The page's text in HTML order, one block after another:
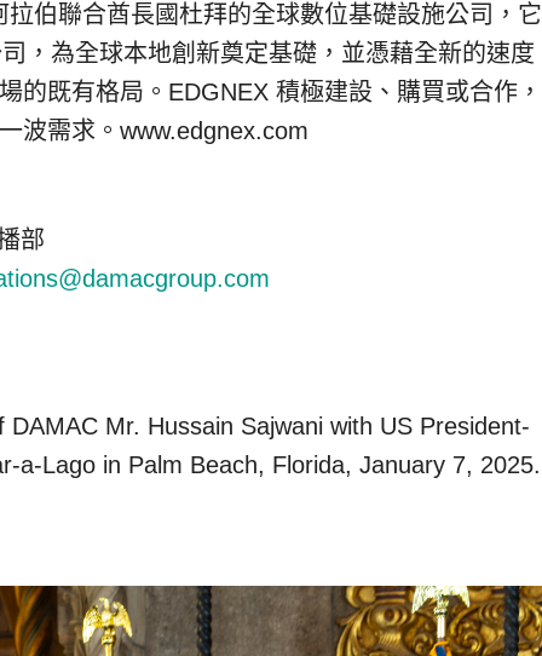
伯聯合酋長國杜拜的全球數位基礎設施公司，它
，為全球本地創新奠定基礎，並憑藉全新的速度
的既有格局。EDGNEX 積極建設、購買或合作，
波需求。www.edgnex.com
部
Mr. Hussain Sajwani with US President-
a-Lago in Palm Beach, Florida, January 7, 2025.